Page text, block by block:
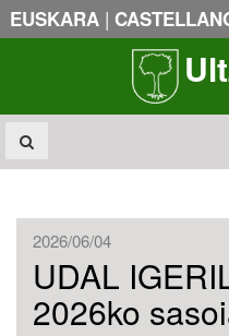
EUSKARA |
2026/06/04
UDAL
2026ko